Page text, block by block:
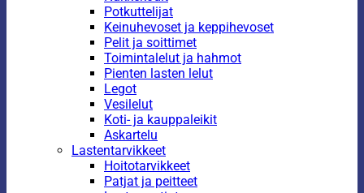
Potkuttelijat
Keinuhevoset ja keppihevoset
Pelit ja soittimet
Toimintalelut ja hahmot
Pienten lasten lelut
Legot
Vesilelut
Koti- ja kauppaleikit
Askartelu
Lastentarvikkeet
Hoitotarvikkeet
Patjat ja peitteet